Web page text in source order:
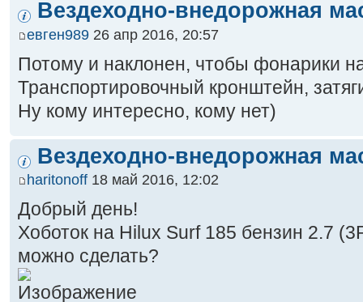
Вездеходно-внедорожная
евген989 26 апр 2016, 20:57
Потому и наклонен, чтобы фонарики
Транспортировочный кронштейн,
Ну кому интересно, кому нет)
Вездеходно-внедорожная
haritonoff 18 май 2016, 12:02
Добрый день!
Хоботок на Hilux Surf 185 бензин 2.7
можно сделать?